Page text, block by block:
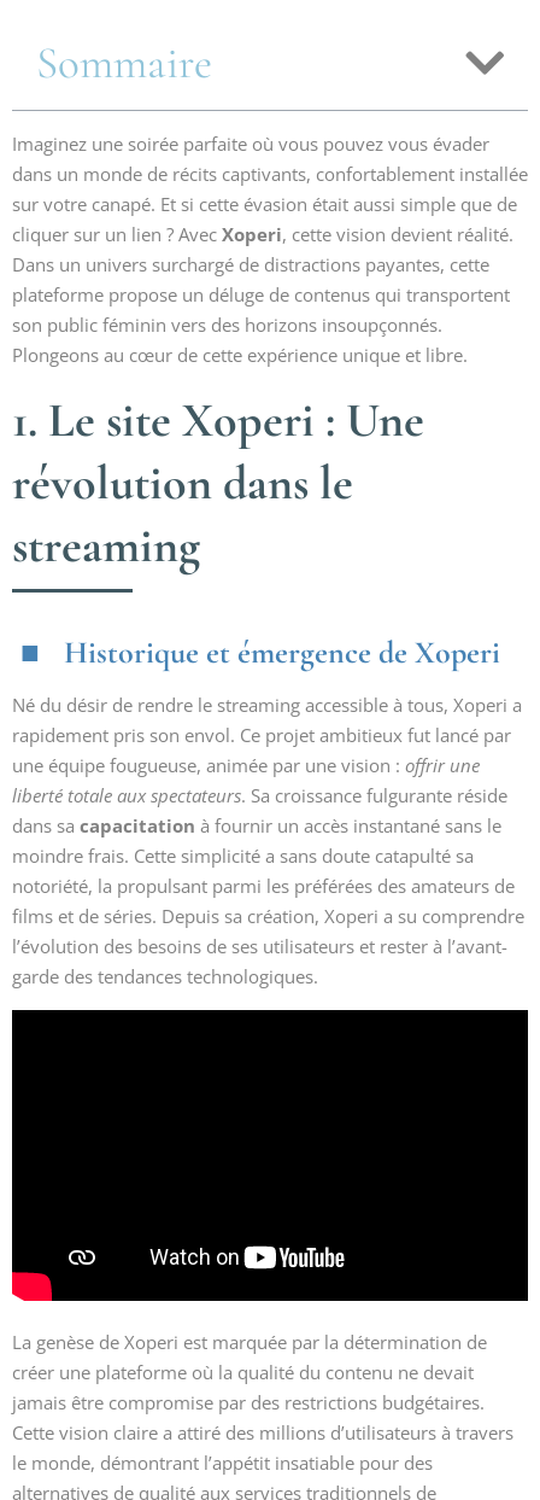
Sommaire
Imaginez une soirée parfaite où vous pouvez vous évader
dans un monde de récits captivants, confortablement installée
sur votre canapé. Et si cette évasion était aussi simple que de
cliquer sur un lien ? Avec Xoperi, cette vision devient réalité.
Dans un univers surchargé de distractions payantes, cette
plateforme propose un déluge de contenus qui transportent
son public féminin vers des horizons insoupçonnés.
Plongeons au cœur de cette expérience unique et libre.
1. Le site Xoperi : Une
révolution dans le
streaming
Historique et émergence de Xoperi
Né du désir de rendre le streaming accessible à tous, Xoperi a
rapidement pris son envol. Ce projet ambitieux fut lancé par
une équipe fougueuse, animée par une vision : offrir une
liberté totale aux spectateurs. Sa croissance fulgurante réside
dans sa capacitation à fournir un accès instantané sans le
moindre frais. Cette simplicité a sans doute catapulté sa
notoriété, la propulsant parmi les préférées des amateurs de
films et de séries. Depuis sa création, Xoperi a su comprendre
l’évolution des besoins de ses utilisateurs et rester à l’avant-
garde des tendances technologiques.
La genèse de Xoperi est marquée par la détermination de
créer une plateforme où la qualité du contenu ne devait
jamais être compromise par des restrictions budgétaires.
Cette vision claire a attiré des millions d’utilisateurs à travers
le monde, démontrant l’appétit insatiable pour des
alternatives de qualité aux services traditionnels de